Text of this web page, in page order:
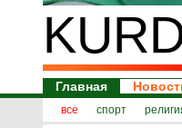
Главная
все спорт